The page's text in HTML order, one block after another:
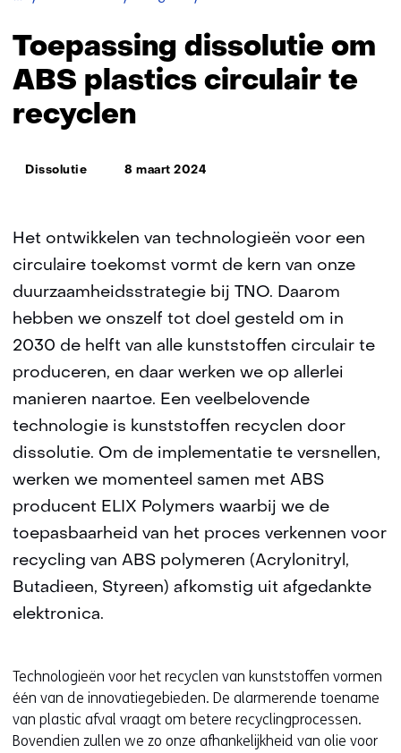
om
ABS
plastics
circulair
Toepassing dissolutie om
ABS plastics circulair te
recyclen
Thema:
Dissolutie 8 maart 2024
Het ontwikkelen van technologieën voor een
circulaire toekomst vormt de kern van onze
duurzaamheidsstrategie bij TNO. Daarom
hebben we onszelf tot doel gesteld om in
2030 de helft van alle kunststoffen circulair te
produceren, en daar werken we op allerlei
manieren naartoe. Een veelbelovende
technologie is kunststoffen recyclen door
dissolutie. Om de implementatie te versnellen,
werken we momenteel samen met ABS
producent ELIX Polymers waarbij we de
toepasbaarheid van het proces verkennen voor
recycling van ABS polymeren (Acrylonitryl,
Butadieen, Styreen) afkomstig uit afgedankte
elektronica.
Technologieën voor het recyclen van kunststoffen vormen
één van de innovatiegebieden. De alarmerende toename
van plastic afval vraagt om betere recyclingprocessen.
Bovendien zullen we zo onze afhankelijkheid van olie voor